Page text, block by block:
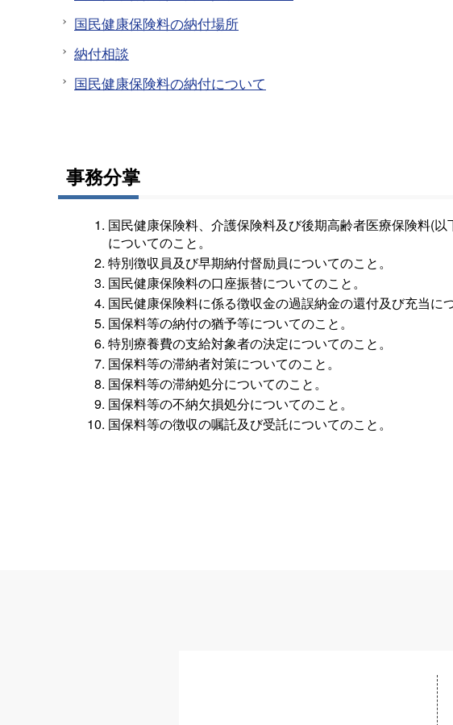
国民健康保険料の納付場所
納付相談
国民健康保険料の納付について
事務分掌
国民健康保険料、介護保険料及び後期高齢者医療保険料(
についてのこと。
特別徴収員及び早期納付督励員についてのこと。
国民健康保険料の口座振替についてのこと。
国民健康保険料に係る徴収金の過誤納金の還付及び充当に
国保料等の納付の猶予等についてのこと。
特別療養費の支給対象者の決定についてのこと。
国保料等の滞納者対策についてのこと。
国保料等の滞納処分についてのこと。
国保料等の不納欠損処分についてのこと。
国保料等の徴収の嘱託及び受託についてのこと。